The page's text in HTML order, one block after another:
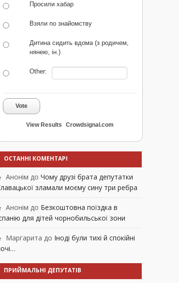
Просили хабар
Взяли по знайомству
Дитина сидить вдома (з родичем,
нянею, ін.)
Other:
Vote
View Results Crowdsignal.com
ОСТАННІ КОМЕНТАРІ
Анонім до Чому друзі брата депутатки
зламали моєму сину три ребра
Анонім до Безкоштовна поїздка в
для дітей чорнобильської зони
Маргарита до Іноді були тихі й спокійні
ПРИЙМАЛЬНІ ДЕПУТАТІВ